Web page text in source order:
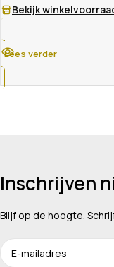
Bekijk
Lees verder
Inschrijven
Blijf op de hoogte.